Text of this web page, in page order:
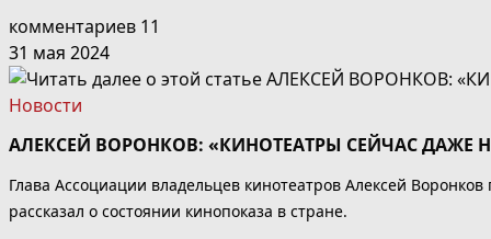
комментариев 11
31 мая 2024
Новости
АЛЕКСЕЙ ВОРОНКОВ: «КИНОТЕАТРЫ СЕЙЧАС ДАЖЕ
Глава Ассоциации владельцев кинотеатров Алексей
рассказал о состоянии кинопоказа в стране.